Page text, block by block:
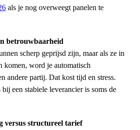
als je nog overweegt panelen te
betrouwbaarheid
scherp geprijsd zijn, maar als ze in
komen, word je automatisch
andere partij. Dat kost tijd en stress.
een stabiele leverancier is soms de
versus structureel tarief